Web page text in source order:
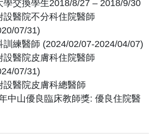
學交換學生2018/8/27 – 2018/9/30
設醫院不分科住院醫師
07/31)
訓練醫師 (2024/02/07-2024/04/07)
設醫院皮膚科住院醫師
07/31)
設醫院皮膚科總醫師
中山優良臨床教師獎: 優良住院醫